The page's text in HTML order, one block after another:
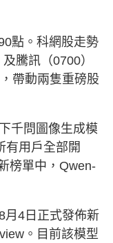
點。科網股走勢
騰訊（0700）
帶動兩隻重磅股
千問圖像生成模
有用戶全部開
榜單中，Qwen-
月4日正式發佈新
。目前該模型